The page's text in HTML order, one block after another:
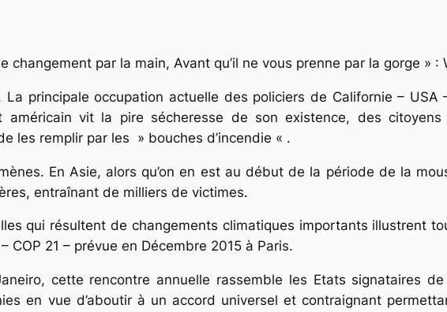
changement par la main, Avant qu’il ne vous prenne par la gorge » :
La principale occupation actuelle des policiers de Californie –
vit la pire sécheresse de son existence, des
les remplir par les » bouches d’incendie « .
En Asie, alors qu’on en est au début de la période de la
entraînant de milliers de victimes.
qui résultent de changements climatiques importants illustrent
COP 21 – prévue en Décembre 2015 à Paris.
cette rencontre annuelle rassemble les Etats signataires
en vue d’aboutir à un accord universel et contraignant